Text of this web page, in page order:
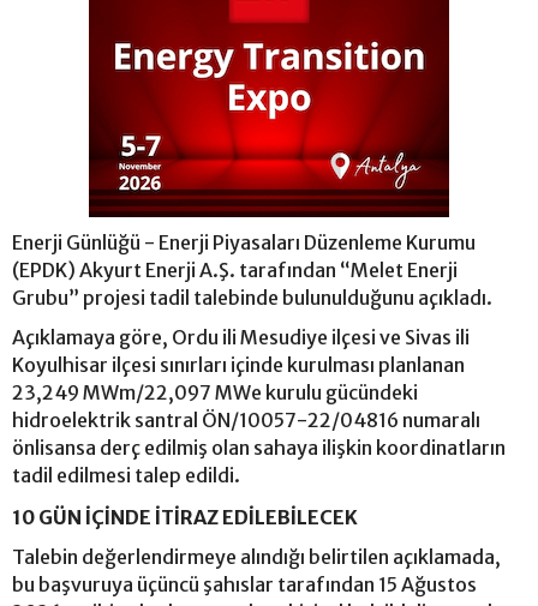
Enerji Günlüğü - Enerji Piyasaları Düzenleme Kurumu
(EPDK) Akyurt Enerji A.Ş. tarafından “Melet Enerji
Grubu” projesi tadil talebinde bulunulduğunu açıkladı.
Açıklamaya göre, Ordu ili Mesudiye ilçesi ve Sivas ili
Koyulhisar ilçesi sınırları içinde kurulması planlanan
23,249 MWm/22,097 MWe kurulu gücündeki
hidroelektrik santral ÖN/10057-22/04816 numaralı
önlisansa derç edilmiş olan sahaya ilişkin koordinatların
tadil edilmesi talep edildi.
10 GÜN İÇİNDE İTİRAZ EDİLEBİLECEK
Talebin değerlendirmeye alındığı belirtilen açıklamada,
bu başvuruya üçüncü şahıslar tarafından 15 Ağustos